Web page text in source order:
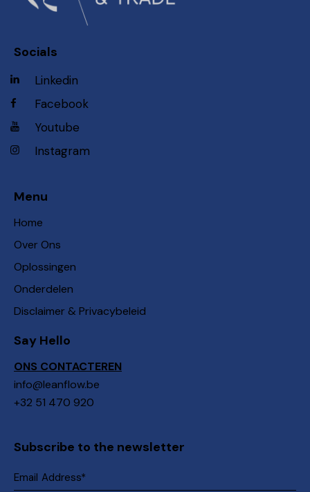
Socials
Linkedin
Facebook
Youtube
Instagram
Menu
Home
Over Ons
Oplossingen
Onderdelen
Disclaimer & Privacybeleid
Say Hello
ONS CONTACTEREN
info@leanflow.be
+32 51 470 920
Subscribe to the newsletter